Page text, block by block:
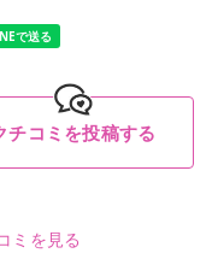
で送る
チコミを投稿する
ミを見る